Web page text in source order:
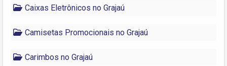
Caixas Eletrônicos no Grajaú
Camisetas Promocionais no Grajaú
Carimbos no Grajaú